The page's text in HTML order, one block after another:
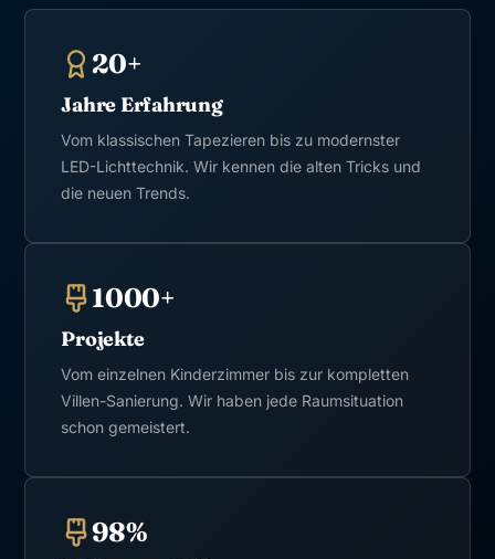
20+
Jahre Erfahrung
Vom klassischen Tapezieren bis zu modernster
LED-Lichttechnik. Wir kennen die alten Tricks und
die neuen Trends.
1000+
Projekte
Vom einzelnen Kinderzimmer bis zur kompletten
Villen-Sanierung. Wir haben jede Raumsituation
schon gemeistert.
98%